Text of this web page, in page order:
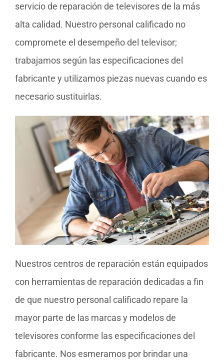
servicio de reparación de televisores de la más
alta calidad. Nuestro personal calificado no
compromete el desempeño del televisor;
trabajamos según las especificaciones del
fabricante y utilizamos piezas nuevas cuando es
necesario sustituirlas.
Nuestros centros de reparación están equipados
con herramientas de reparación dedicadas a fin
de que nuestro personal calificado repare la
mayor parte de las marcas y modelos de
televisores conforme las especificaciones del
fabricante. Nos esmeramos por brindar una